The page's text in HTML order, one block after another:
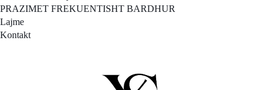
PRAZIMET FREKUENTISHT BARDHUR
Lajme
Kontakt